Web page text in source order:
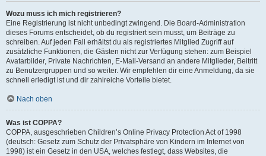
Wozu muss ich mich registrieren?
Eine Registrierung ist nicht unbedingt zwingend. Die Board-Administration
dieses Forums entscheidet, ob du registriert sein musst, um Beiträge zu
schreiben. Auf jeden Fall erhältst du als registriertes Mitglied Zugriff auf
zusätzliche Funktionen, die Gästen nicht zur Verfügung stehen: zum Beispiel
Avatarbilder, Private Nachrichten, E-Mail-Versand an andere Mitglieder, Beitritt
zu Benutzergruppen und so weiter. Wir empfehlen dir eine Anmeldung, da sie
schnell erledigt ist und dir zahlreiche Vorteile bietet.
Nach oben
Was ist COPPA?
COPPA, ausgeschrieben Children’s Online Privacy Protection Act of 1998
(deutsch: Gesetz zum Schutz der Privatsphäre von Kindern im Internet von
1998) ist ein Gesetz in den USA, welches festlegt, dass Websites, die